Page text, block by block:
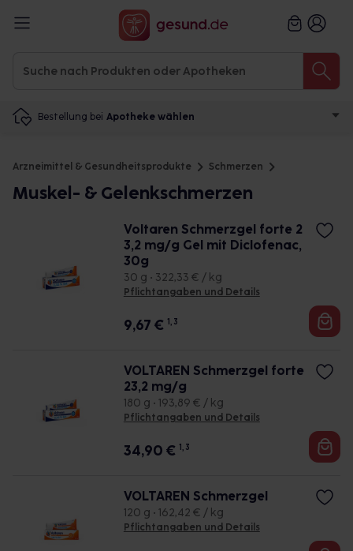
Bestellung bei Apotheke wählen
Arzneimittel & Gesundheitsprodukte Schmerzen
Muskel- & Gelenkschmerzen
Voltaren Schmerzgel forte 2
3,2 mg/g Gel mit Diclofenac,
30g
30 g • 322,33 € / kg
Pflichtangaben und Details
9,67 € 1, 3
VOLTAREN Schmerzgel forte
23,2 mg/g
180 g • 193,89 € / kg
Pflichtangaben und Details
34,90 € 1, 3
VOLTAREN Schmerzgel
120 g • 162,42 € / kg
Pflichtangaben und Details